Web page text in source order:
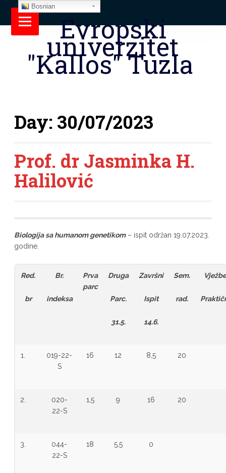
Evropski
univerzitet
"Kallos" Tuzla
Day: 30/07/2023
Prof. dr Jasminka H.
Halilović
Biologija sa humanom genetikom– ispit održan 19.07.2023.
godine.
Red.
br
Br.
indeksa
Prva
parc
Druga
Parc.
31.5.
Završni
Ispit
14.6.
Sem.
rad.
Vježbe
1.
019-22-
S
16 12 8,5 20
2.
020-
22-S
1,5 9 16 20
3.
044-
22-S
18 5,5 0
Bosnian